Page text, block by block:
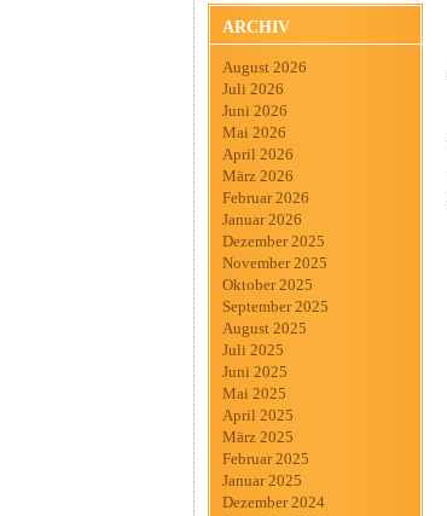
ARCHIV
August 2026
Juli 2026
Juni 2026
Mai 2026
April 2026
März 2026
Februar 2026
Januar 2026
Dezember 2025
November 2025
Oktober 2025
September 2025
August 2025
Juli 2025
Juni 2025
Mai 2025
April 2025
März 2025
Februar 2025
Januar 2025
Dezember 2024